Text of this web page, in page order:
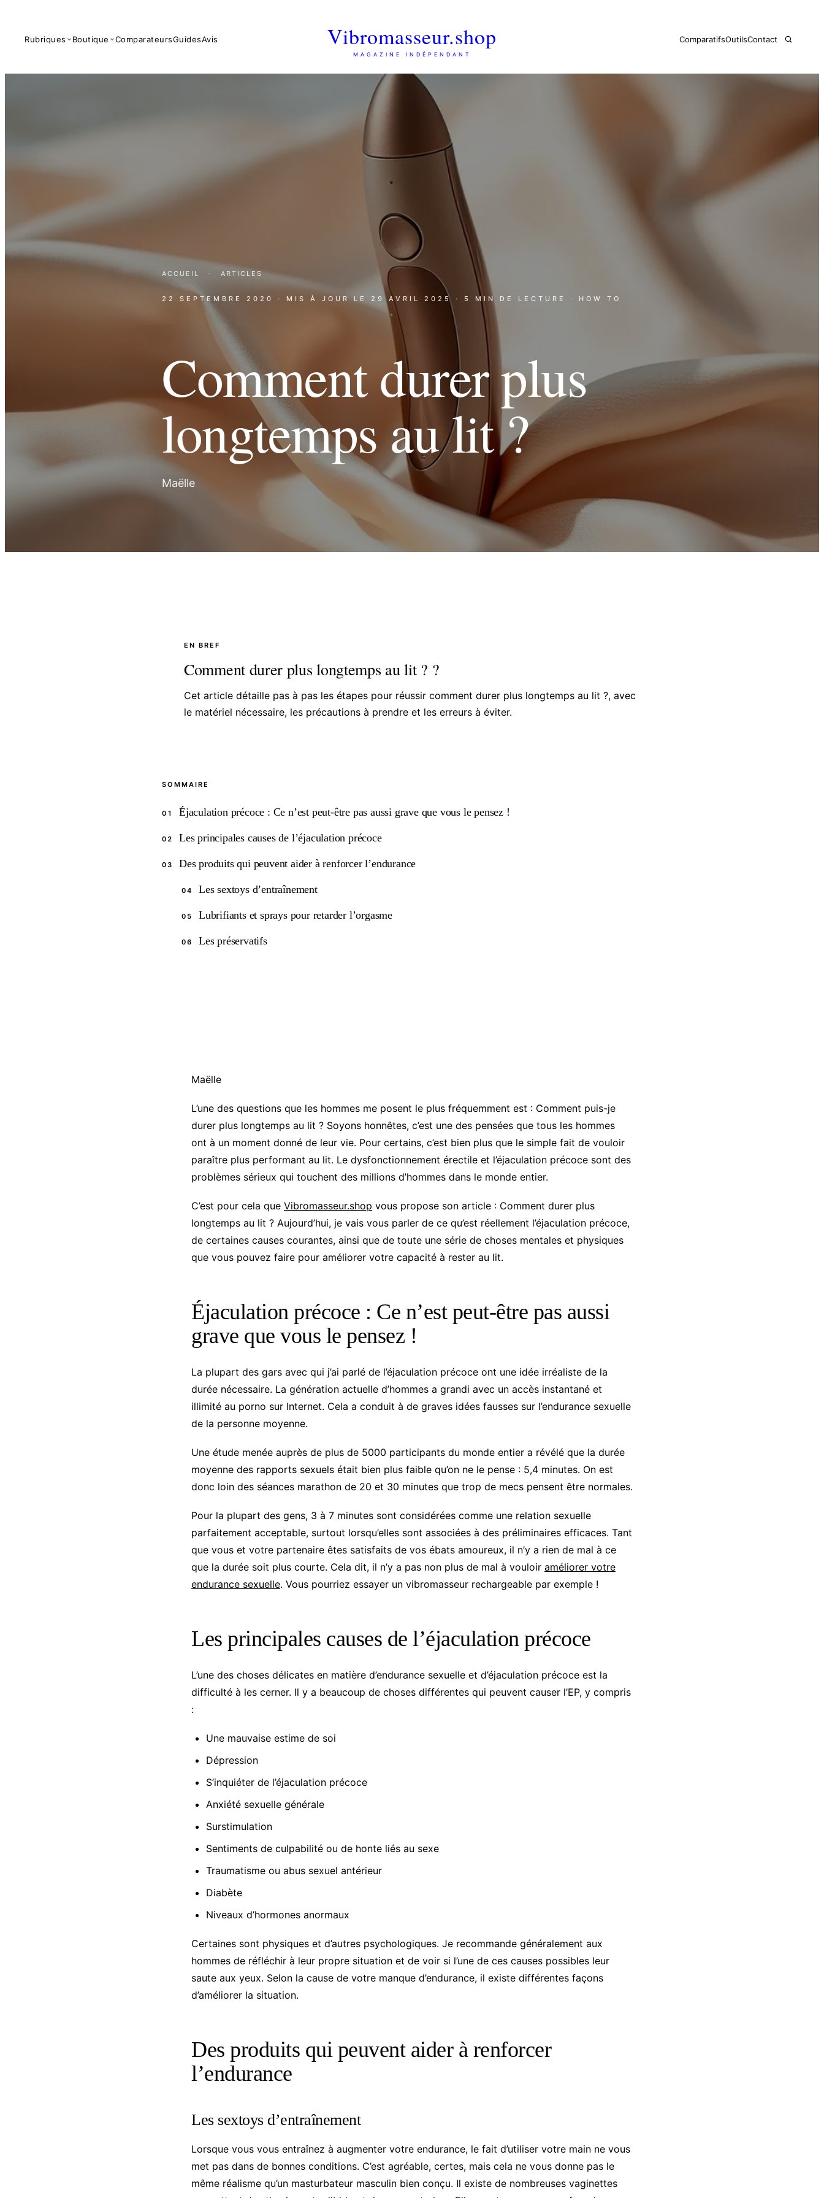
Rubriques Boutique ComparateursGuidesAvis Vibromasseur.shop
MAGAZINE INDÉPENDANT
ComparatifsOutilsContact
ACCUEIL · ARTICLES
22 SEPTEMBRE 2020 · MIS À JOUR LE 29 AVRIL 2025 · 5 MIN DE LECTURE · HOW TO
Comment durer plus
longtemps au lit ?
Maëlle
EN BREF
Comment durer plus longtemps au lit ? ?
Cet article détaille pas à pas les étapes pour réussir comment durer plus longtemps au lit ?, avec
le matériel nécessaire, les précautions à prendre et les erreurs à éviter.
SOMMAIRE
01 Éjaculation précoce : Ce n’est peut-être pas aussi grave que vous le pensez !
02 Les principales causes de l’éjaculation précoce
03 Des produits qui peuvent aider à renforcer l’endurance
04 Les sextoys d’entraînement
05 Lubrifiants et sprays pour retarder l’orgasme
06 Les préservatifs
Maëlle
L’une des questions que les hommes me posent le plus fréquemment est : Comment puis-je
durer plus longtemps au lit ? Soyons honnêtes, c’est une des pensées que tous les hommes
ont à un moment donné de leur vie. Pour certains, c’est bien plus que le simple fait de vouloir
paraître plus performant au lit. Le dysfonctionnement érectile et l’éjaculation précoce sont des
problèmes sérieux qui touchent des millions d’hommes dans le monde entier.
C’est pour cela que Vibromasseur.shop vous propose son article : Comment durer plus
longtemps au lit ? Aujourd’hui, je vais vous parler de ce qu’est réellement l’éjaculation précoce,
de certaines causes courantes, ainsi que de toute une série de choses mentales et physiques
que vous pouvez faire pour améliorer votre capacité à rester au lit.
Éjaculation précoce : Ce n’est peut-être pas aussi
grave que vous le pensez !
La plupart des gars avec qui j’ai parlé de l’éjaculation précoce ont une idée irréaliste de la
durée nécessaire. La génération actuelle d’hommes a grandi avec un accès instantané et
illimité au porno sur Internet. Cela a conduit à de graves idées fausses sur l’endurance sexuelle
de la personne moyenne.
Une étude menée auprès de plus de 5000 participants du monde entier a révélé que la durée
moyenne des rapports sexuels était bien plus faible qu’on ne le pense : 5,4 minutes. On est
donc loin des séances marathon de 20 et 30 minutes que trop de mecs pensent être normales.
Pour la plupart des gens, 3 à 7 minutes sont considérées comme une relation sexuelle
parfaitement acceptable, surtout lorsqu’elles sont associées à des préliminaires efficaces. Tant
que vous et votre partenaire êtes satisfaits de vos ébats amoureux, il n’y a rien de mal à ce
que la durée soit plus courte. Cela dit, il n’y a pas non plus de mal à vouloir améliorer votre
endurance sexuelle. Vous pourriez essayer un vibromasseur rechargeable par exemple !
Les principales causes de l’éjaculation précoce
L’une des choses délicates en matière d’endurance sexuelle et d’éjaculation précoce est la
difficulté à les cerner. Il y a beaucoup de choses différentes qui peuvent causer l’EP, y compris
:
Une mauvaise estime de soi
Dépression
S’inquiéter de l’éjaculation précoce
Anxiété sexuelle générale
Surstimulation
Sentiments de culpabilité ou de honte liés au sexe
Traumatisme ou abus sexuel antérieur
Diabète
Niveaux d’hormones anormaux
Certaines sont physiques et d’autres psychologiques. Je recommande généralement aux
hommes de réfléchir à leur propre situation et de voir si l’une de ces causes possibles leur
saute aux yeux. Selon la cause de votre manque d’endurance, il existe différentes façons
d’améliorer la situation.
Des produits qui peuvent aider à renforcer
l’endurance
Les sextoys d’entraînement
Lorsque vous vous entraînez à augmenter votre endurance, le fait d’utiliser votre main ne vous
met pas dans de bonnes conditions. C’est agréable, certes, mais cela ne vous donne pas le
même réalisme qu’un masturbateur masculin bien conçu. Il existe de nombreuses vaginettes